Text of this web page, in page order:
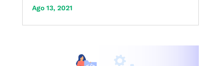
Ago 13, 2021